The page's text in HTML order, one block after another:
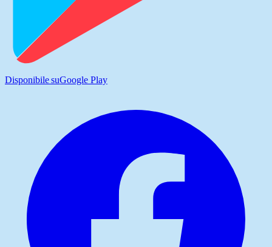
Disponibile suGoogle Play